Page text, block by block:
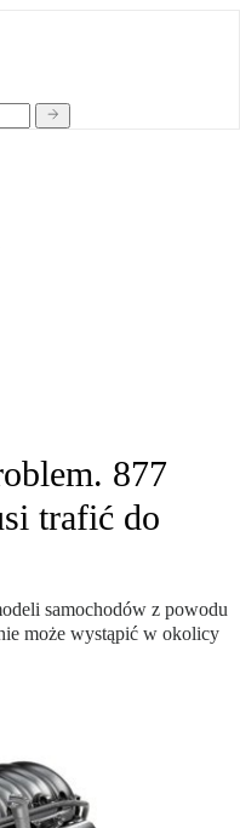
877
trafić do
samochodów z powodu
może wystąpić w okolicy